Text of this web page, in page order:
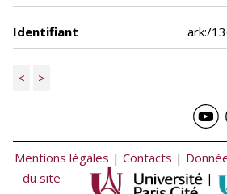
Identifiant ark:/
< >
Mentions légales | Contacts |
du site
|